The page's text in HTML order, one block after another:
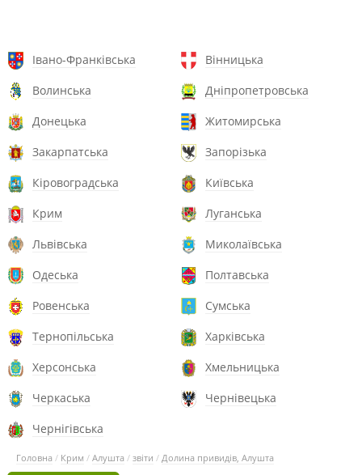
Івано-Франківська
Вінницька
Волинська
Дніпропетровська
Донецька
Житомирська
Закарпатська
Запорізька
Кіровоградська
Київська
Крим
Луганська
Львівська
Миколаївська
Одеська
Полтавська
Ровенська
Сумська
Тернопільська
Харківська
Херсонська
Хмельницька
Черкаська
Чернівецька
Чернігівська
Головна / Крим / Алушта / звіти / Долина привидів, Алушта